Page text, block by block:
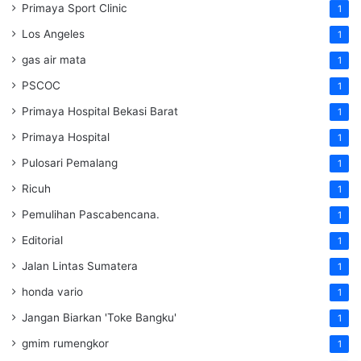
Primaya Sport Clinic 1
Los Angeles 1
gas air mata 1
PSCOC 1
Primaya Hospital Bekasi Barat 1
Primaya Hospital 1
Pulosari Pemalang 1
Ricuh 1
Pemulihan Pascabencana. 1
Editorial 1
Jalan Lintas Sumatera 1
honda vario 1
Jangan Biarkan 'Toke Bangku' 1
gmim rumengkor 1